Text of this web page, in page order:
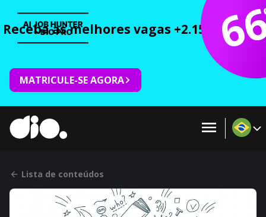
Receba as melhores vagas +2.150 cursos
MATRICULE-SE AGORA
Lista de conteúdos